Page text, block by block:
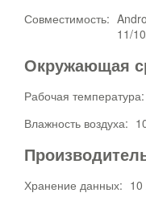
Совместимость:
11/
Окружающая
Рабочая температура:
Влажность воздуха:
Хранение данных: 10